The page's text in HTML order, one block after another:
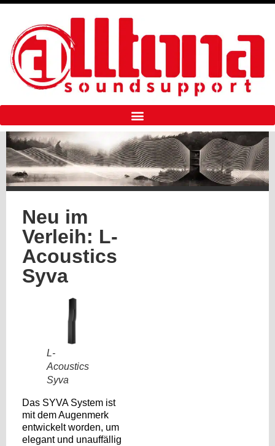
Neu im
Verleih: L-
Acoustics
Syva
L-
Acoustics
Syva
Das SYVA System ist
mit dem Augenmerk
entwickelt worden, um
elegant und unauffällig